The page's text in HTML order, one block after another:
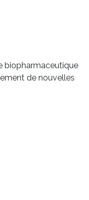
biopharmaceutique
de nouvelles